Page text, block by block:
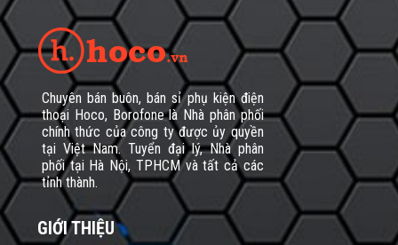
Chuyên bán buôn, bán sỉ phụ kiện điện
thoại Hoco, Borofone là Nhà phân phối
chính thức của công ty được ủy quyền
tại Việt Nam. Tuyển đại lý, Nhà phân
phối tại Hà Nội, TPHCM và tất cả các
tỉnh thành.
GIỚI THIỆU